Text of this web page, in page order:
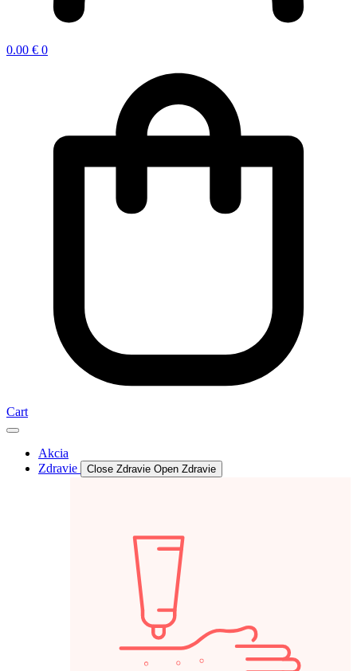
0.00 € 0
Cart
Akcia
Zdravie
Close Zdravie Open Zdravie